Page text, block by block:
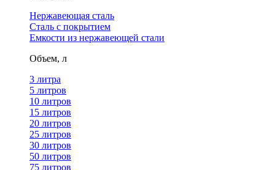
Нержавеющая сталь
Сталь с покрытием
Емкости из нержавеющей стали
Объем, л
3 литра
5 литров
10 литров
15 литров
20 литров
25 литров
30 литров
50 литров
75 литров